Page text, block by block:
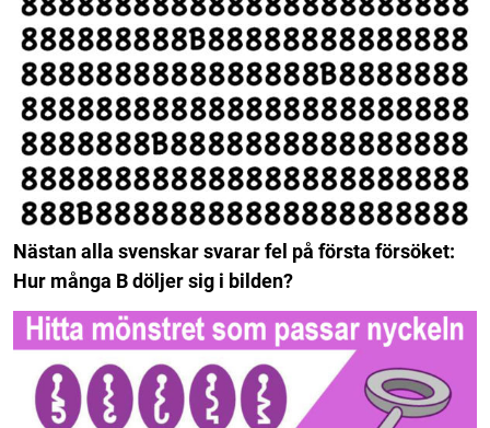
Nästan alla svenskar svarar fel på första försöket:
Hur många B döljer sig i bilden?